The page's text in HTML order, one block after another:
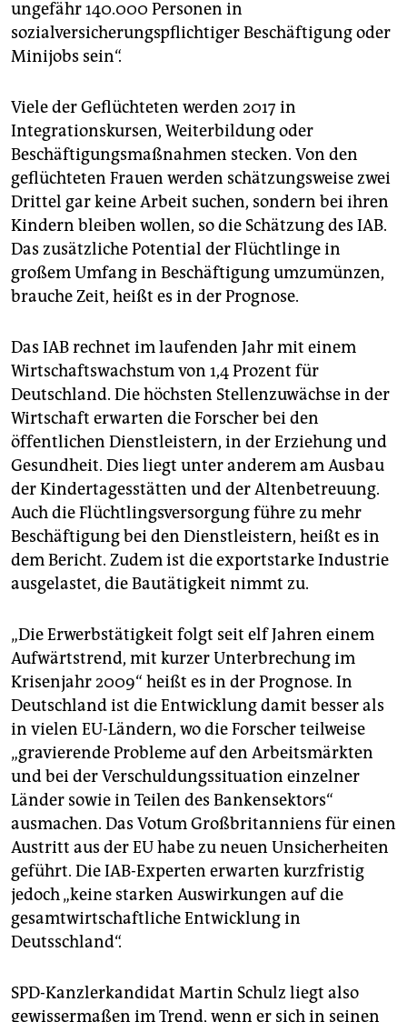
ungefähr 140.000 Personen in
sozialversicherungspflichtiger Beschäftigung oder
Minijobs sein“.
Viele der Geflüchteten werden 2017 in
Integrationskursen, Weiterbildung oder
Beschäftigungsmaßnahmen stecken. Von den
geflüchteten Frauen werden schätzungsweise zwei
Drittel gar keine Arbeit suchen, sondern bei ihren
Kindern bleiben wollen, so die Schätzung des IAB.
Das zusätzliche Potential der Flüchtlinge in
großem Umfang in Beschäftigung umzumünzen,
brauche Zeit, heißt es in der Prognose.
Das IAB rechnet im laufenden Jahr mit einem
Wirtschaftswachstum von 1,4 Prozent für
Deutschland. Die höchsten Stellenzuwächse in der
Wirtschaft erwarten die Forscher bei den
öffentlichen Dienstleistern, in der Erziehung und
Gesundheit. Dies liegt unter anderem am Ausbau
der Kindertagesstätten und der Altenbetreuung.
Auch die Flüchtlingsversorgung führe zu mehr
Beschäftigung bei den Dienstleistern, heißt es in
dem Bericht. Zudem ist die exportstarke Industrie
ausgelastet, die Bautätigkeit nimmt zu.
„Die Erwerbstätigkeit folgt seit elf Jahren einem
Aufwärtstrend, mit kurzer Unterbrechung im
Krisenjahr 2009“ heißt es in der Prognose. In
Deutschland ist die Entwicklung damit besser als
in vielen EU-Ländern, wo die Forscher teilweise
„gravierende Probleme auf den Arbeitsmärkten
und bei der Verschuldungssituation einzelner
Länder sowie in Teilen des Bankensektors“
ausmachen. Das Votum Großbritanniens für einen
Austritt aus der EU habe zu neuen Unsicherheiten
geführt. Die IAB-Experten erwarten kurzfristig
jedoch „keine starken Auswirkungen auf die
gesamtwirtschaftliche Entwicklung in
Deutsschland“.
SPD-Kanzlerkandidat Martin Schulz liegt also
gewissermaßen im Trend, wenn er sich in seinen